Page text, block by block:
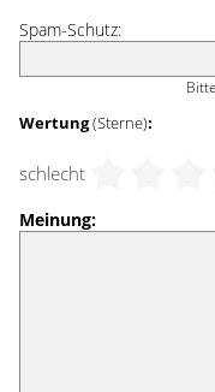
Spam-Schutz:
Wertung(Sterne):
schlecht
Meinung: